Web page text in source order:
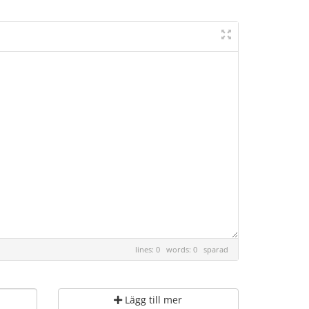
lines: 0 words: 0 sparad
Lägg till mer